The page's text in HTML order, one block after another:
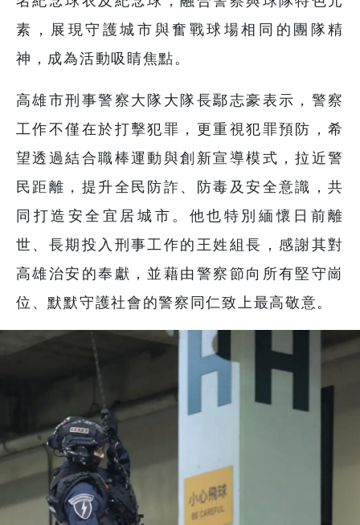
素，展現守護城市與奮戰球場相同的團隊精
神，成為活動吸睛焦點。
高雄市刑事警察大隊大隊長鄢志豪表示，警察
工作不僅在於打擊犯罪，更重視犯罪預防，希
望透過結合職棒運動與創新宣導模式，拉近警
民距離，提升全民防詐、防毒及安全意識，共
同打造安全宜居城市。他也特別緬懷日前離
世、長期投入刑事工作的王姓組長，感謝其對
高雄治安的奉獻，並藉由警察節向所有堅守崗
位、默默守護社會的警察同仁致上最高敬意。